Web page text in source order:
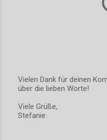
K
m
m
Vielen Dank für deinen
über die lieben Worte!
Viele Grüße,
Stefanie